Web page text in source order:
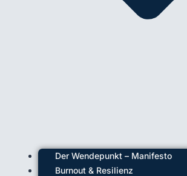
Der Wendepunkt – Manifesto
Burnout & Resilienz